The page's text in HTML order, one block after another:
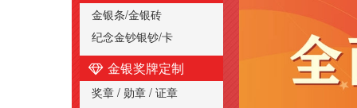
金银条/金银砖
纪念金钞银钞/卡
金银奖牌定制
奖章 / 勋章 / 证章